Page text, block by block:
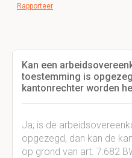
Rapporteer
Kan een
toestemming is
kantonrechter worden
Ja; is de
opgezegd, dan kan de
op grond van art. 7:682